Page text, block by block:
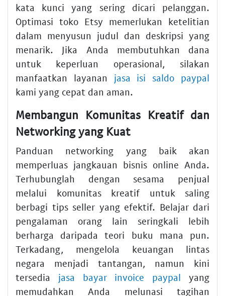
kata kunci yang sering dicari pelanggan.
Optimasi toko Etsy memerlukan ketelitian
dalam menyusun judul dan deskripsi yang
menarik. Jika Anda membutuhkan dana
untuk keperluan operasional, silakan
manfaatkan layanan jasa isi saldo paypal
kami yang cepat dan aman.
Membangun Komunitas Kreatif dan
Networking yang Kuat
Panduan networking yang baik akan
memperluas jangkauan bisnis online Anda.
Terhubunglah dengan sesama penjual
melalui komunitas kreatif untuk saling
berbagi tips seller yang efektif. Belajar dari
pengalaman orang lain seringkali lebih
berharga daripada teori buku mana pun.
Terkadang, mengelola keuangan lintas
negara menjadi tantangan, namun kini
tersedia jasa bayar invoice paypal yang
memudahkan Anda melunasi tagihan